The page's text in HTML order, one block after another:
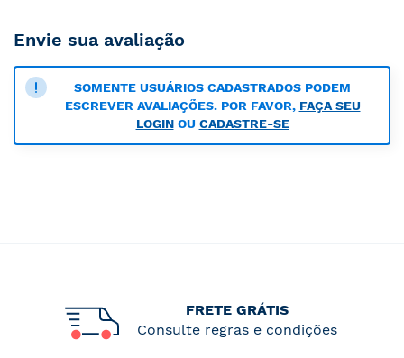
Envie sua avaliação
SOMENTE USUÁRIOS CADASTRADOS PODEM
ESCREVER AVALIAÇÕES. POR FAVOR, FAÇA SEU
LOGINOU CADASTRE-SE
FRETE GRÁTIS
Consulte regras e condições